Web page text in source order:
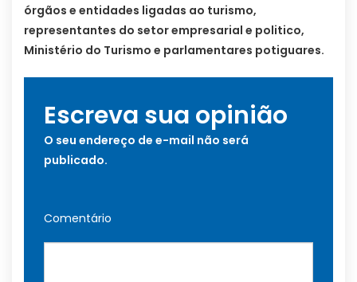
órgãos e entidades ligadas ao turismo,
representantes do setor empresarial e politico,
Ministério do Turismo e parlamentares potiguares.
Escreva sua opinião
O seu endereço de e-mail não será
publicado.
Comentário